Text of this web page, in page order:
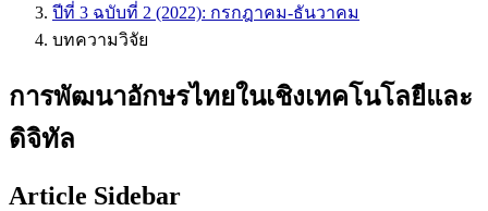
ปีที่ 3 ฉบับที่ 2 (2022): กรกฎาคม-ธันวาคม
บทความวิจัย
การพัฒนาอักษรไทยในเชิงเทคโนโลยีและ
ดิจิทัล
Article Sidebar